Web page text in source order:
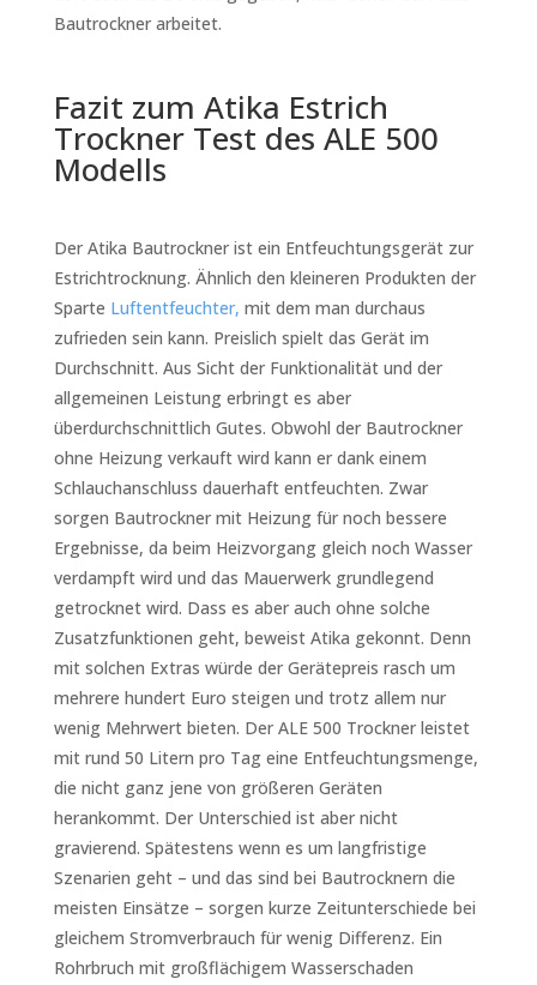
Bautrockner arbeitet.
Fazit zum Atika Estrich
Trockner Test des ALE 500
Modells
Der Atika Bautrockner ist ein Entfeuchtungsgerät zur
Estrichtrocknung. Ähnlich den kleineren Produkten der
Sparte Luftentfeuchter, mit dem man durchaus
zufrieden sein kann. Preislich spielt das Gerät im
Durchschnitt. Aus Sicht der Funktionalität und der
allgemeinen Leistung erbringt es aber
überdurchschnittlich Gutes. Obwohl der Bautrockner
ohne Heizung verkauft wird kann er dank einem
Schlauchanschluss dauerhaft entfeuchten. Zwar
sorgen Bautrockner mit Heizung für noch bessere
Ergebnisse, da beim Heizvorgang gleich noch Wasser
verdampft wird und das Mauerwerk grundlegend
getrocknet wird. Dass es aber auch ohne solche
Zusatzfunktionen geht, beweist Atika gekonnt. Denn
mit solchen Extras würde der Gerätepreis rasch um
mehrere hundert Euro steigen und trotz allem nur
wenig Mehrwert bieten. Der ALE 500 Trockner leistet
mit rund 50 Litern pro Tag eine Entfeuchtungsmenge,
die nicht ganz jene von größeren Geräten
herankommt. Der Unterschied ist aber nicht
gravierend. Spätestens wenn es um langfristige
Szenarien geht – und das sind bei Bautrocknern die
meisten Einsätze – sorgen kurze Zeitunterschiede bei
gleichem Stromverbrauch für wenig Differenz. Ein
Rohrbruch mit großflächigem Wasserschaden